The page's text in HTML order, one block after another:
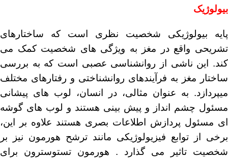
بیولوژیک
پایه بیولوژیکی شخصیت نظری است که ساختارهای
تشریحی واقع در مغز به ویژگی های شخصیت کمک می
کند. این ناشی از روانشناسی عصبی است که به بررسی
ساختار مغز به فرآیندهای روانشناختی و رفتارهای مختلف
میپردازد. به عنوان مثالی، در انسان، لوب های پیشانی
مسئول چشم انداز و پیش بینی هستند و لوب های گوشه
ای مسئول پردازش اطلاعات بصری هستند علاوه بر این،
برخی از توابع فیزیولوژیکی مانند ترشح هورمون نیز بر
شخصیت تاثیر می گذارد . هورمون تستوسترون برای